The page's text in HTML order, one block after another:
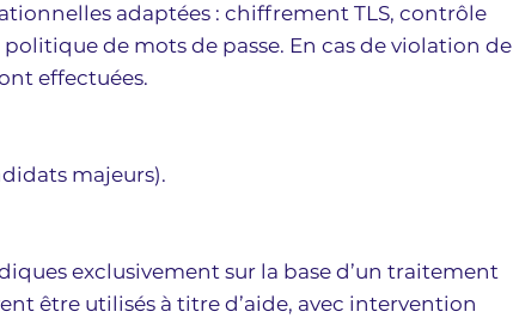
adaptées : chiffrement TLS, contrôle
de mots de passe. En cas de violation de
effectuées.
majeurs).
exclusivement sur la base d’un traitement
être utilisés à titre d’aide, avec intervention